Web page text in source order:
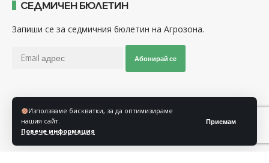
Използваме бисквитки, за да оптимизираме
нашия сайт.
Повече информация
Приемам
СЕДМИЧЕН БЮЛЕТИН
Запиши се за седмичния бюлетин на Агрозона.
Абонирай се
Последвайте ни